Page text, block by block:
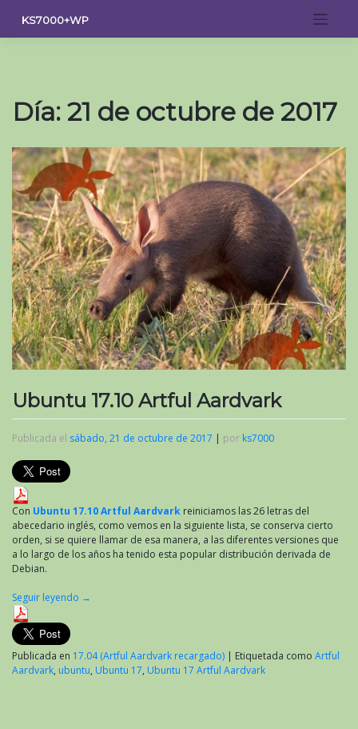
contenido
KS7000+WP
Día: 21 de octubre de 2017
Ubuntu 17.10 Artful Aardvark
Publicada el sábado, 21 de octubre de 2017 | por ks7000
Con Ubuntu 17.10 Artful Aardvark reiniciamos las 26 letras del
abecedario inglés, como vemos en la siguiente lista, se conserva cierto
orden, si se quiere llamar de esa manera, a las diferentes versiones que
a lo largo de los años ha tenido esta popular distribución derivada de
Debian.
Seguir leyendo →
Publicada en 17.04 (Artful Aardvark recargado) | Etiquetada como Artful
Aardvark, ubuntu, Ubuntu 17, Ubuntu 17 Artful Aardvark